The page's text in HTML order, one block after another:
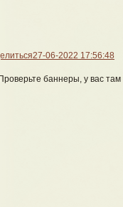
27-06-2022 17:56:48
Проверьте баннеры, у вас там